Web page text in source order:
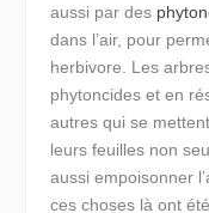
aussi par des
dans l’air, pour
herbivore. Les
phytoncides et en
autres qui se
leurs feuilles non
aussi empoisonner
ces choses là ont